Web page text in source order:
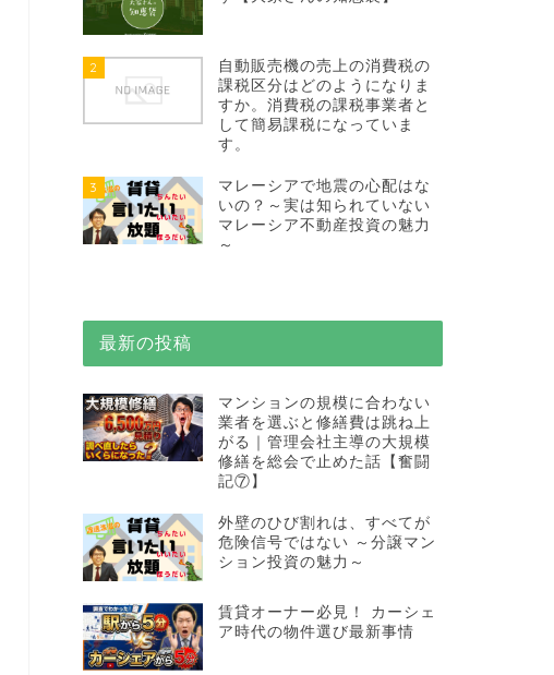
2
自動販売機の売上の消費税の
課税区分はどのようになりま
すか。消費税の課税事業者と
して簡易課税になっていま
す。
3
マレーシアで地震の心配はな
いの？～実は知られていない
マレーシア不動産投資の魅力
～
最新の投稿
マンションの規模に合わない
業者を選ぶと修繕費は跳ね上
がる｜管理会社主導の大規模
修繕を総会で止めた話【奮闘
記⑦】
外壁のひび割れは、すべてが
危険信号ではない ～分譲マン
ション投資の魅力～
賃貸オーナー必見！ カーシェ
ア時代の物件選び最新事情